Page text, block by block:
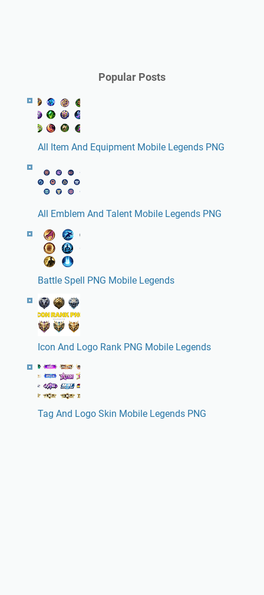
Popular Posts
All Item And Equipment Mobile Legends PNG
All Emblem And Talent Mobile Legends PNG
Battle Spell PNG Mobile Legends
Icon And Logo Rank PNG Mobile Legends
Tag And Logo Skin Mobile Legends PNG